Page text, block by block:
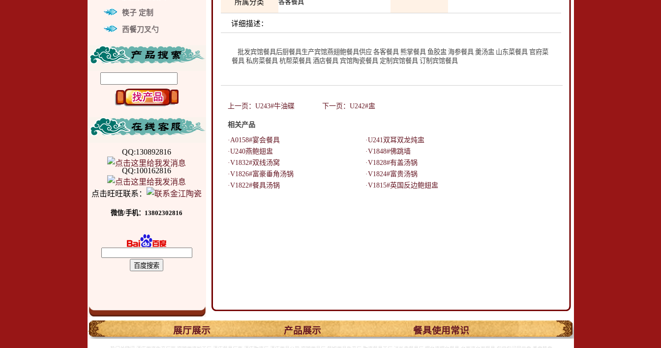
筷子 定制
西餐刀叉勺
QQ:130892816
QQ:100162816
点击旺旺联系：
微信/手机：13802302816
所属分类 各客餐具
详细描述：
批发宾馆餐具后厨餐具生产宾馆燕翅鲍餐具供应 各客餐具 熊掌餐具 鱼胶盅 海参餐具 羹汤盅 山东菜餐具 官府菜
餐具 私房菜餐具 杭帮菜餐具 酒店餐具 宾馆陶瓷餐具 定制宾馆餐具 订制宾馆餐具
上一页：U243#牛油碟 下一页：U242#盅
相关产品
·A0158#宴会餐具
·U241双耳双龙炖盅
·U240燕鲍翅盅
·V1848#佛跳墙
·V1832#双线汤窝
·V1828#有盖汤锅
·V1826#富豪垂角汤锅
·V1824#富贵汤锅
·V1822#餐具汤锅
·V1815#英国反边鲍翅盅
. 展厅展示 产品展示 餐具使用常识 .